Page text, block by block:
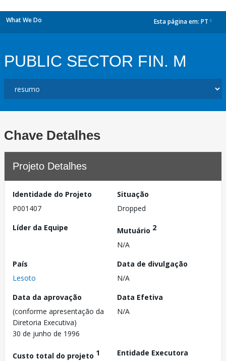
What We Do Esta página em: PT
PUBLIC SECTOR FIN. M
Chave Detalhes
Projeto Detalhes
Identidade do Projeto
P001407
Situação
Dropped
Líder da Equipe
Mutuário 2
N/A
País
Lesoto
Data de divulgação
N/A
Data da aprovação
(conforme apresentação da
Diretoria Executiva)
30 de junho de 1996
Data Efetiva
N/A
Custo total do projeto 1
Entidade Executora